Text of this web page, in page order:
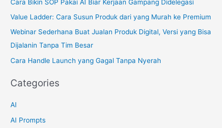
Cara Bikin SOP Pakai AI Biar Kerjaan Gampang Didelegasi
Value Ladder: Cara Susun Produk dari yang Murah ke Premium
Webinar Sederhana Buat Jualan Produk Digital, Versi yang Bisa
Dijalanin Tanpa Tim Besar
Cara Handle Launch yang Gagal Tanpa Nyerah
Categories
AI
AI Prompts